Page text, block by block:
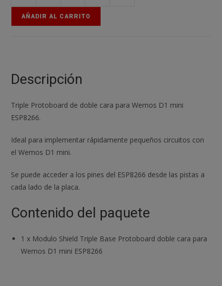
ESP8266
AÑADIR AL CARRITO
Descripción
Triple Protoboard de doble cara para Wemos D1 mini
ESP8266.
Ideal para implementar rápidamente pequeños circuitos con
el Wemos D1 mini.
Se puede acceder a los pines del ESP8266 desde las pistas a
cada lado de la placa.
Contenido del paquete
1 x Modulo Shield Triple Base Protoboard doble cara para
Wemos D1 mini ESP8266